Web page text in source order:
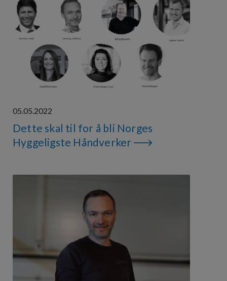
05.05.2022
Dette skal til for å bli Norges
Hyggeligste Håndverker